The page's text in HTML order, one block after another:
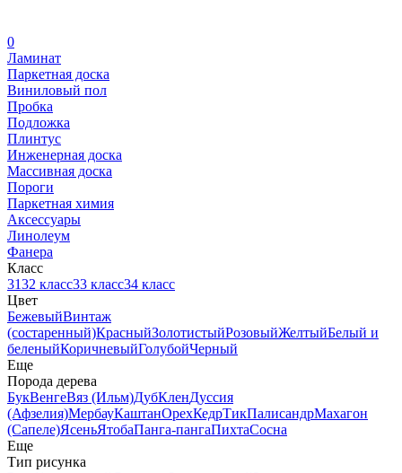
0
Ламинат
Паркетная доска
Виниловый пол
Пробка
Подложка
Плинтус
Инженерная доска
Массивная доска
Пороги
Паркетная химия
Аксессуары
Линолеум
Фанера
Класс
3132 класс33 класс34 класс
Цвет
БежевыйВинтаж
(состаренный)КрасныйЗолотистыйРозовыйЖелтыйБелый и
беленыйКоричневыйГолубойЧерный
Еще
Порода дерева
БукВенгеВяз (Ильм)ДубКленДуссия
(Афзелия)МербауКаштанОрехКедрТикПалисандрМахагон
(Сапеле)ЯсеньЯтобаПанга-пангаПихтаСосна
Еще
Тип рисунка